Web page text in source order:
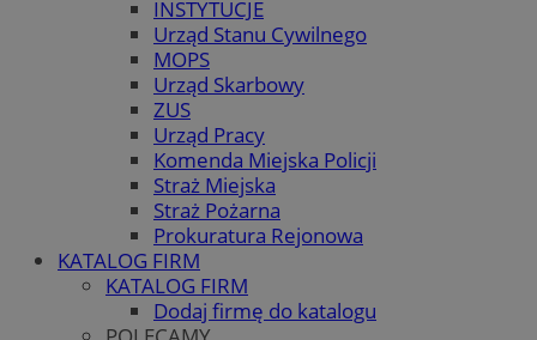
INSTYTUCJE
Urząd Stanu Cywilnego
MOPS
Urząd Skarbowy
ZUS
Urząd Pracy
Komenda Miejska Policji
Straż Miejska
Straż Pożarna
Prokuratura Rejonowa
KATALOG FIRM
KATALOG FIRM
Dodaj firmę do katalogu